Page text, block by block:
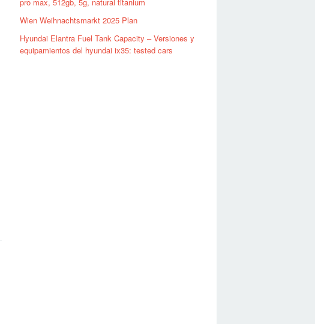
Wien Weihnachtsmarkt 2025 Plan
Hyundai Elantra Fuel Tank Capacity – Versiones y
equipamientos del hyundai ix35: tested cars